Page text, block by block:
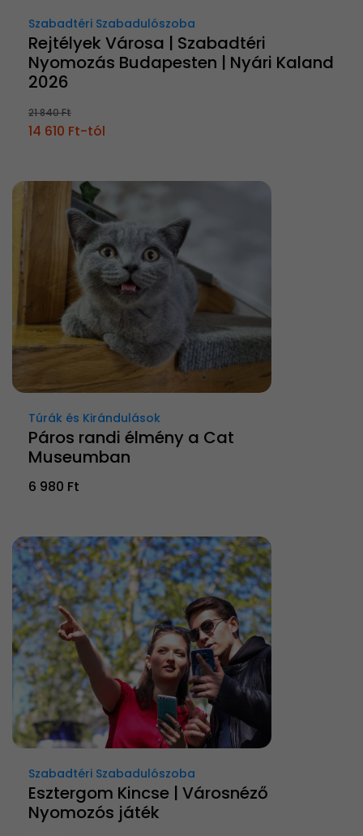
Szabadtéri Szabadulószoba
Rejtélyek Városa | Szabadtéri
Nyomozás Budapesten | Nyári Kaland
2026
21 840 Ft
14 610 Ft-tól
Túrák és Kirándulások
Páros randi élmény a Cat
Museumban
6 980 Ft
Szabadtéri Szabadulószoba
Esztergom Kincse | Városnéző
Nyomozós játék